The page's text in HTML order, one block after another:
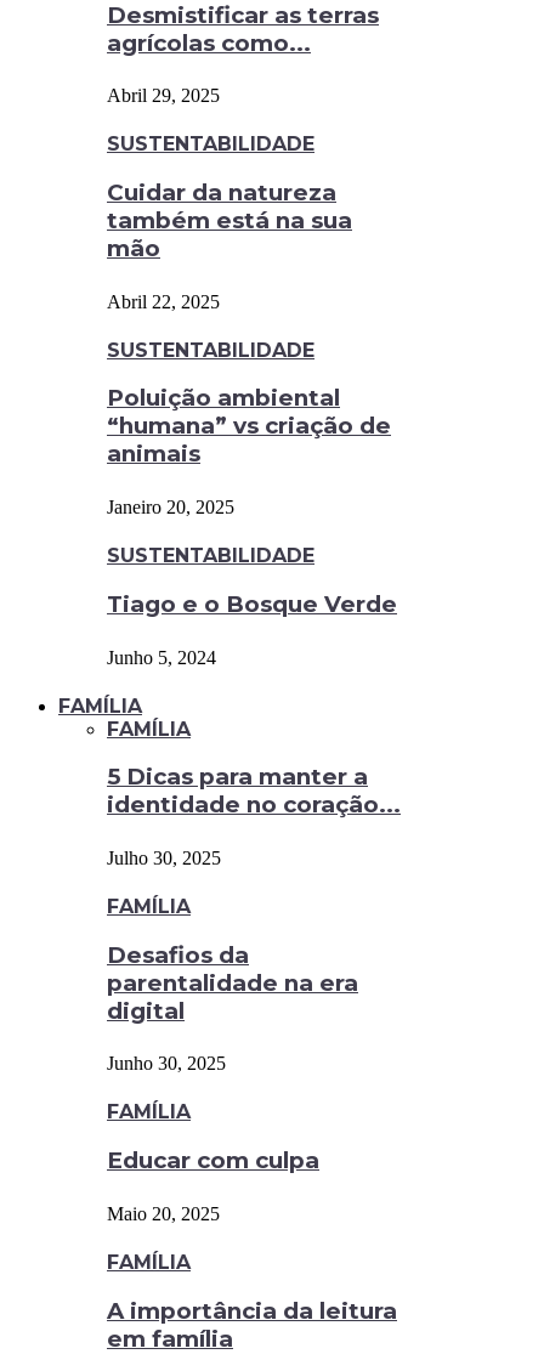
Desmistificar as terras
agrícolas como...
Abril 29, 2025
SUSTENTABILIDADE
Cuidar da natureza
também está na sua
mão
Abril 22, 2025
SUSTENTABILIDADE
Poluição ambiental
“humana” vs criação de
animais
Janeiro 20, 2025
SUSTENTABILIDADE
Tiago e o Bosque Verde
Junho 5, 2024
FAMÍLIA
FAMÍLIA
5 Dicas para manter a
identidade no coração...
Julho 30, 2025
FAMÍLIA
Desafios da
parentalidade na era
digital
Junho 30, 2025
FAMÍLIA
Educar com culpa
Maio 20, 2025
FAMÍLIA
A importância da leitura
em família